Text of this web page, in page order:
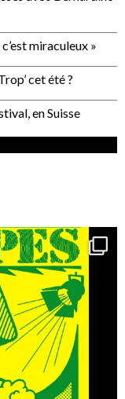
miraculeux »
cet été ?
en Suisse